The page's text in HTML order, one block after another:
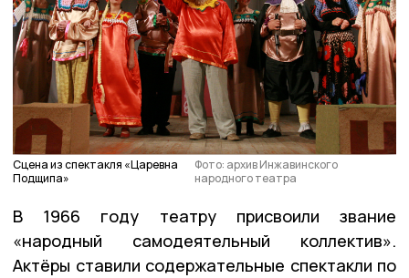
Сцена из спектакля «Царевна
Подщипа»
Фото: архив Инжавинского
народного театра
В 1966 году театру присвоили звание
«народный самодеятельный коллектив».
Актёры ставили содержательные спектакли по